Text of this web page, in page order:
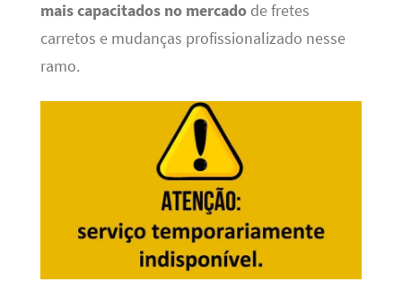
mais capacitados no mercadode fretes
carretos e mudanças profissionalizado nesse
ramo.